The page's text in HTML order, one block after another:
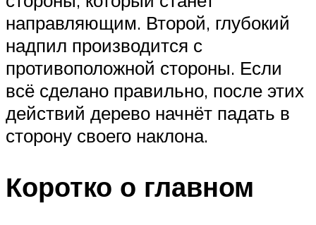
направляющим. Второй, глубокий
надпил производится с
противоположной стороны. Если
всё сделано правильно, после этих
действий дерево начнёт падать в
сторону своего наклона.
Коротко о главном